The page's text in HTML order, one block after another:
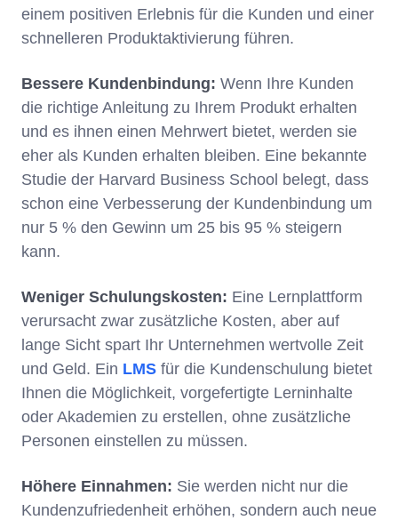
einem positiven Erlebnis für die Kunden und einer
schnelleren Produktaktivierung führen.
Bessere Kundenbindung: Wenn Ihre Kunden
die richtige Anleitung zu Ihrem Produkt erhalten
und es ihnen einen Mehrwert bietet, werden sie
eher als Kunden erhalten bleiben. Eine bekannte
Studie der Harvard Business School belegt, dass
schon eine Verbesserung der Kundenbindung um
nur 5 % den Gewinn um 25 bis 95 % steigern
kann.
Weniger Schulungskosten: Eine Lernplattform
verursacht zwar zusätzliche Kosten, aber auf
lange Sicht spart Ihr Unternehmen wertvolle Zeit
und Geld. Ein LMS für die Kundenschulung bietet
Ihnen die Möglichkeit, vorgefertigte Lerninhalte
oder Akademien zu erstellen, ohne zusätzliche
Personen einstellen zu müssen.
Höhere Einnahmen: Sie werden nicht nur die
Kundenzufriedenheit erhöhen, sondern auch neue